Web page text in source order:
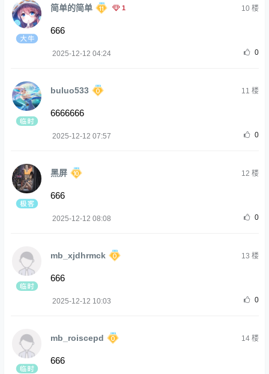
简单的简单 1 10楼
666
2025-12-12 04:24 0
buluo533 11 楼
6666666
2025-12-12 07:57 0
黑屏 12 楼
666
2025-12-12 08:08 0
mb_xjdhrmck 13 楼
666
2025-12-12 10:03 0
mb_roiscepd 14楼
666